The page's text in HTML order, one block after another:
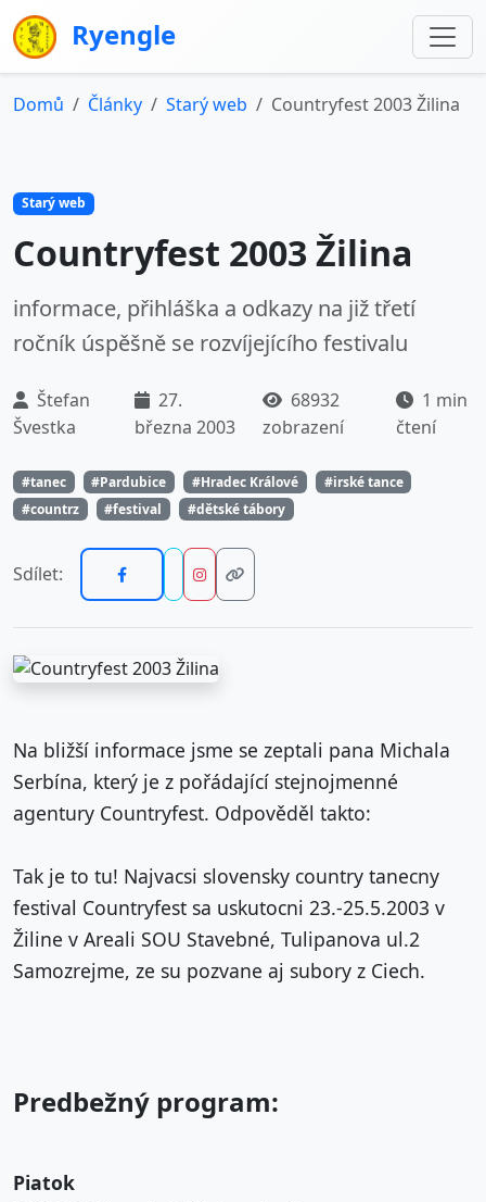
Ryengle
Domů Články Starý web Countryfest 2003 Žilina
Starý web
Countryfest 2003 Žilina
informace, přihláška a odkazy na již třetí
ročník úspěšně se rozvíjejícího festivalu
Štefan
Švestka
27.
března 2003
68932
zobrazení
1 min
čtení
#tanec #Pardubice #Hradec Králové
#irské tance
#countrz
#festival #dětské tábory
Sdílet:
Na bližší informace jsme se zeptali pana Michala
Serbína, který je z pořádající stejnojmenné
agentury Countryfest. Odpověděl takto:
Tak je to tu! Najvacsi slovensky country tanecny
festival Countryfest sa uskutocni 23.-25.5.2003 v
Žiline v Areali SOU Stavebné, Tulipanova ul.2
Samozrejme, ze su pozvane aj subory z Ciech.
Predbežný program:
Piatok